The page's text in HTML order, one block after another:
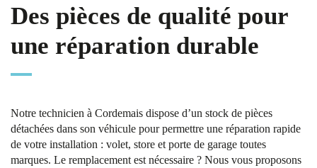
Des pièces de qualité pour
une réparation durable
Notre technicien à Cordemais dispose d’un stock de pièces
détachées dans son véhicule pour permettre une réparation rapide
de votre installation : volet, store et porte de garage toutes
marques. Le remplacement est nécessaire ? Nous vous proposons